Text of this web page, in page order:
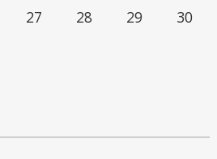
27 28 29
30